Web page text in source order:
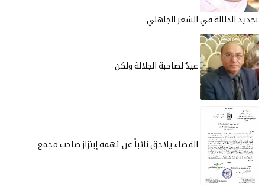
في الشعر الجاهلي
عيدٌ لصاحبة الجلالة ولكن
القضاء يلاحق نائباً عن تهمة إبتزاز صاحب مجمع